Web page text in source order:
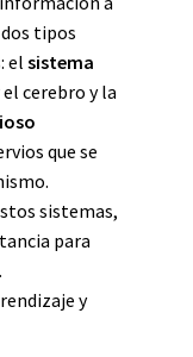
tipos
el sistema
cerebro y la
que se
sistemas,
para
y